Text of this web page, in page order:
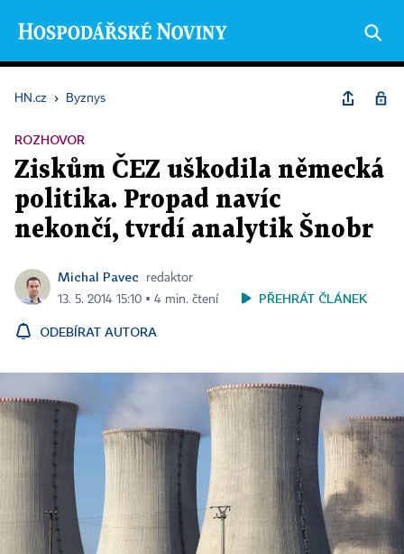
HN.cz › Byznys
ROZHOVOR
Ziskům ČEZ uškodila německá
politika. Propad navíc
nekončí, tvrdí analytik Šnobr
Michal Pavec
redaktor
13. 5. 2014 15:10 ▪ 4 min. čtení
PŘEHRÁT ČLÁNEK
ODEBÍRAT AUTORA